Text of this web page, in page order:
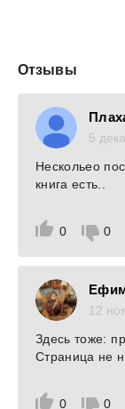
Отзывы
5
0 0
Нескольео
книга есть..
12
0 0
Здесь тоже:
Страница не